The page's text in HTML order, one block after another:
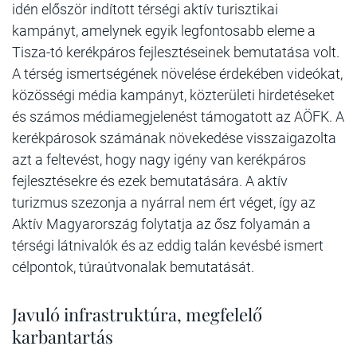
idén először indított térségi aktív turisztikai
kampányt, amelynek egyik legfontosabb eleme a
Tisza-tó kerékpáros fejlesztéseinek bemutatása volt.
A térség ismertségének növelése érdekében videókat,
közösségi média kampányt, közterületi hirdetéseket
és számos médiamegjelenést támogatott az AÖFK. A
kerékpárosok számának növekedése visszaigazolta
azt a feltevést, hogy nagy igény van kerékpáros
fejlesztésekre és ezek bemutatására. A aktív
turizmus szezonja a nyárral nem ért véget, így az
Aktív Magyarország folytatja az ősz folyamán a
térségi látnivalók és az eddig talán kevésbé ismert
célpontok, túraútvonalak bemutatását.
Javuló infrastruktúra, megfelelő
karbantartás